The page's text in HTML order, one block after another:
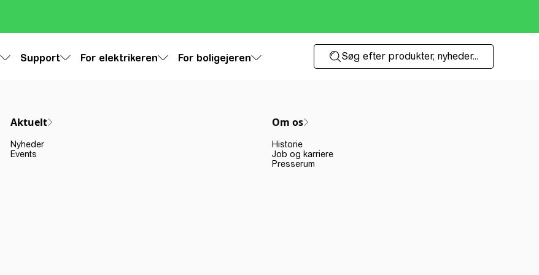
Support For elektrikeren For boligejeren Søg efter produkter, nyheder...
Aktuelt
Nyheder
Events
Om os
Historie
Job og karriere
Presserum